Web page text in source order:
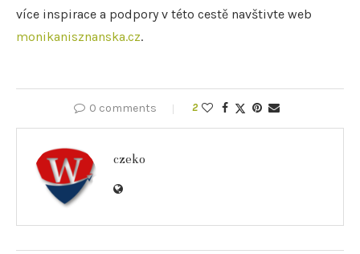
více inspirace a podpory v této cestě navštivte web
monikanisznanska.cz.
0 comments 2
czeko